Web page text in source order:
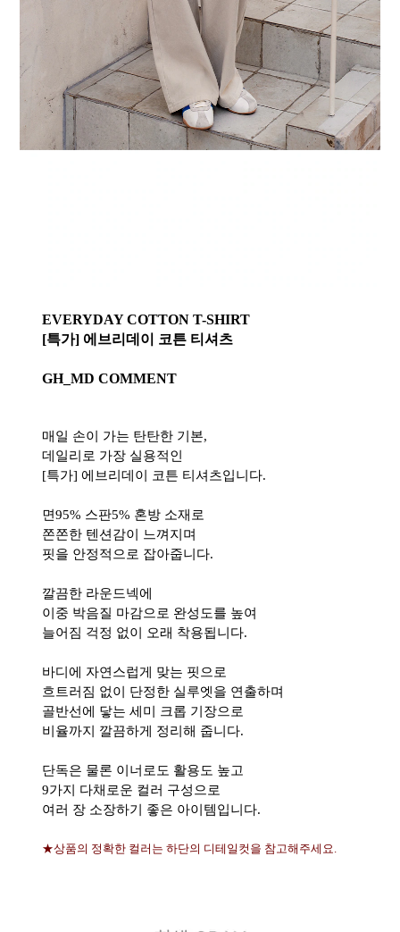
EVERYDAY COTTON T-SHIRT
[특가] 에브리데이 코튼 티셔츠
GH_MD COMMENT
매일 손이 가는 탄탄한 기본,
데일리로 가장 실용적인
[특가] 에브리데이 코튼 티셔츠입니다.
면95% 스판5% 혼방 소재로
쫀쫀한 텐션감이 느껴지며
핏을 안정적으로 잡아줍니다.
깔끔한 라운드넥에
이중 박음질 마감으로 완성도를 높여
늘어짐 걱정 없이 오래 착용됩니다.
바디에 자연스럽게 맞는 핏으로
흐트러짐 없이 단정한 실루엣을 연출하며
골반선에 닿는 세미 크롭 기장으로
비율까지 깔끔하게 정리해 줍니다.
단독은 물론 이너로도 활용도 높고
9가지 다채로운 컬러 구성으로
여러 장 소장하기 좋은 아이템입니다.
★상품의 정확한 컬러는 하단의 디테일컷을 참고해주세요.